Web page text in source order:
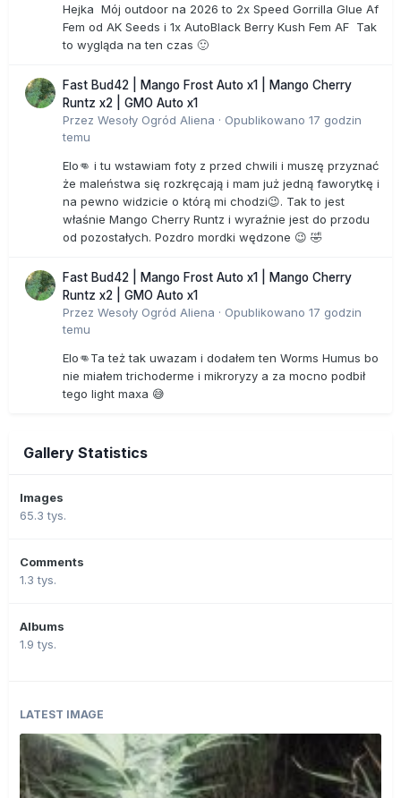
Hejka Mój outdoor na 2026 to 2x Speed Gorrilla Glue Af
Fem od AK Seeds i 1x AutoBlack Berry Kush Fem AF Tak
to wygląda na ten czas 🙂
Fast Bud42 | Mango Frost Auto x1 | Mango Cherry
Runtz x2 | GMO Auto x1
Przez Wesoły Ogród Aliena · Opublikowano 17 godzin
temu
Elo👊 i tu wstawiam foty z przed chwili i muszę przyznać
że maleństwa się rozkręcają i mam już jedną faworytkę i
na pewno widzicie o którą mi chodzi😉. Tak to jest
właśnie Mango Cherry Runtz i wyraźnie jest do przodu
od pozostałych. Pozdro mordki wędzone 😉 🤣
Fast Bud42 | Mango Frost Auto x1 | Mango Cherry
Runtz x2 | GMO Auto x1
Przez Wesoły Ogród Aliena · Opublikowano 17 godzin
temu
Elo👊Ta też tak uwazam i dodałem ten Worms Humus bo
nie miałem trichoderme i mikroryzy a za mocno podbił
tego light maxa 😅
Gallery Statistics
Images
65.3 tys.
Comments
1.3 tys.
Albums
1.9 tys.
LATEST IMAGE